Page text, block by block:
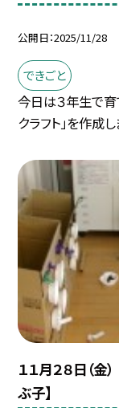
公開日 2025/11/28
できごと
今日は３年生で育
クラフト」を作成し
１１月２８日（金
ぶ子】